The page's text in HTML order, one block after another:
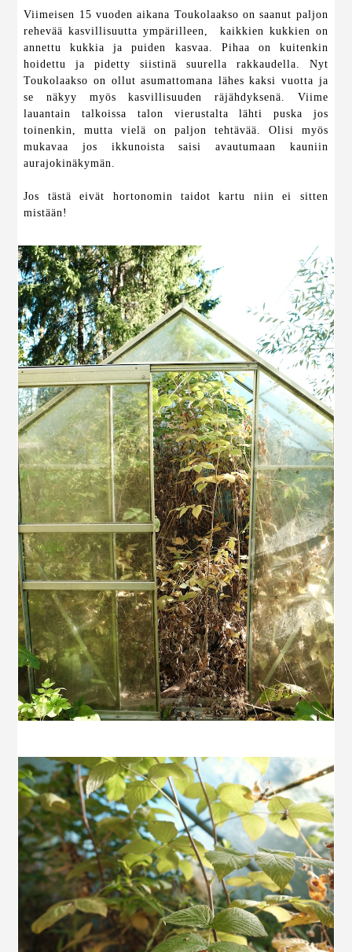
Viimeisen 15 vuoden aikana Toukolaakso on saanut paljon
rehevää kasvillisuutta ympärilleen, kaikkien kukkien on
annettu kukkia ja puiden kasvaa. Pihaa on kuitenkin
hoidettu ja pidetty siistinä suurella rakkaudella. Nyt
Toukolaakso on ollut asumattomana lähes kaksi vuotta ja
se näkyy myös kasvillisuuden räjähdyksenä. Viime
lauantain talkoissa talon vierustalta lähti puska jos
toinenkin, mutta vielä on paljon tehtävää. Olisi myös
mukavaa jos ikkunoista saisi avautumaan kauniin
aurajokinäkymän.
Jos tästä eivät hortonomin taidot kartu niin ei sitten
mistään!